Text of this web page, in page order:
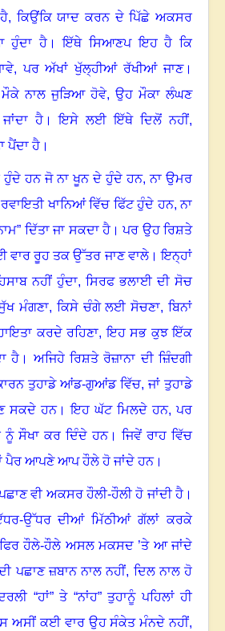
, ਕਿਉਂਕਿ ਯਾਦ ਕਰਨ ਦੇ ਪਿੱਛੇ ਅਕਸਰ
ਹੁੰਦਾ ਹੈ। ਇੱਥੇ ਸਿਆਣਪ ਇਹ ਹੈ ਕਿ
,ਪਰ ਅੱਖਾਂ ਖੁੱਲ੍ਹੀਆਂ ਰੱਖੀਆਂ ਜਾਣ।
ਮੌਕੇ ਨਾਲ ਜੁੜਿਆ ਹੋਵੇ, ਉਹ ਮੌਕਾ ਲੰਘਣ
ਹੈ। ਇਸੇ ਲਈ ਇੱਥੇ ਦਿਲੋਂ ਨਹੀਂ,
ਪੈਂਦਾ ਹੈ।
ਹੁੰਦੇ ਹਨ ਜੋ ਨਾ ਖੂਨ ਦੇ ਹੁੰਦੇ ਹਨ,ਨਾ ਉਮਰ
ਖਾਨਿਆਂ ਵਿੱਚ ਫਿੱਟ ਹੁੰਦੇ ਹਨ,ਨਾ
ਦਿੱਤਾ ਜਾ ਸਕਦਾ ਹੈ। ਪਰ ਉਹ ਰਿਸ਼ਤੇ
ਵਾਰ ਰੂਹ ਤਕ ਉੱਤਰ ਜਾਣ ਵਾਲੇ। ਇਨ੍ਹਾਂ
ਨਹੀਂ ਹੁੰਦਾ, ਸਿਰਫ ਭਲਾਈ ਦੀ ਸੋਚ
ਮੰਗਣਾ, ਕਿਸੇ ਚੰਗੇ ਲਈ ਸੋਚਣਾ,ਬਿਨਾਂ
ਕਰਦੇ ਰਹਿਣਾ,ਇਹ ਸਭ ਕੁਝ ਇੱਕ
ਹੈ। ਅਜਿਹੇ ਰਿਸ਼ਤੇ ਰੋਜ਼ਾਨਾ ਦੀ ਜ਼ਿੰਦਗੀ
ਤੁਹਾਡੇ ਆਂਡ-ਗੁਆਂਡ ਵਿੱਚ,ਜਾਂ ਤੁਹਾਡੇ
ਸਕਦੇ ਹਨ। ਇਹ ਘੱਟ ਮਿਲਦੇ ਹਨ,ਪਰ
ਨੂੰ ਸੌਖਾ ਕਰ ਦਿੰਦੇ ਹਨ। ਜਿਵੇਂ ਰਾਹ ਵਿੱਚ
ਪੈਰ ਆਪਣੇ ਆਪ ਹੌਲੇ ਹੋ ਜਾਂਦੇ ਹਨ।
ਵੀ ਅਕਸਰ ਹੌਲੀ-ਹੌਲੀ ਹੋ ਜਾਂਦੀ ਹੈ।
ਉੱਧਰ ਦੀਆਂ ਮਿੱਠੀਆਂ ਗੱਲਾਂ ਕਰਕੇ
ਫਿਰ ਹੌਲੇ-ਹੌਲੇ ਅਸਲ ਮਕਸਦ ’ਤੇ ਆ ਜਾਂਦੇ
ਪਛਾਣ ਜ਼ਬਾਨ ਨਾਲ ਨਹੀਂ, ਦਿਲ ਨਾਲ ਹੋ
“ਹਾਂ” ਤੇ “ਨਾਂਹ” ਤੁਹਾਨੂੰ ਪਹਿਲਾਂ ਹੀ
ਅਸੀਂ ਕਈ ਵਾਰ ਉਹ ਸੰਕੇਤ ਮੰਨਦੇ ਨਹੀਂ,